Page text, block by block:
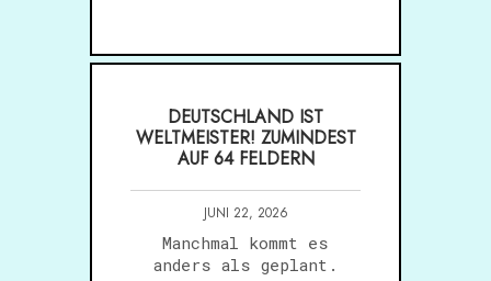
DEUTSCHLAND IST
WELTMEISTER! ZUMINDEST
AUF 64 FELDERN
JUNI 22, 2026
Manchmal kommt es
anders als geplant.